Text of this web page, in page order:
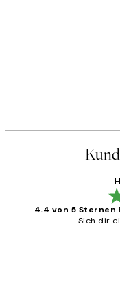
4.4 von 5 Sternen
Sieh dir